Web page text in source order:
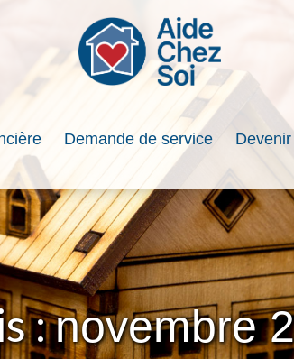
Demande de service
:novembre